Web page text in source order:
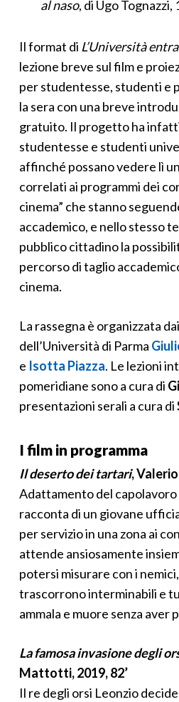
al naso, di Ugo Tognazzi,
Il format di L’Università
lezione breve sul film e
per studentesse, studenti e
la sera con una breve
gratuito. Il progetto ha
studentesse e studenti
affinché possano vedere lì
correlati ai programmi dei
cinema” che stanno
accademico, e nello stesso
pubblico cittadino la
percorso di taglio
cinema.
La rassegna è organizzata
dell’Università di Parma
e Isotta Piazza. Le lezioni
pomeridiane sono a cura di
presentazioni serali a cura di
I film in programma
Il deserto dei tartari,Valerio
Adattamento del capolavoro
racconta di un giovane
per servizio in una zona ai
attende ansiosamente
potersi misurare con i
trascorrono interminabili e
ammala e muore senza
La famosa invasione degli
Mattotti, 2019, 82’
Il re degli orsi Leonzio